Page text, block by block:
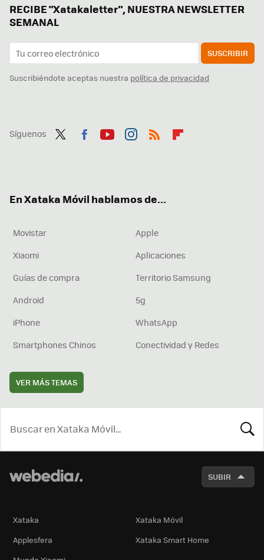
RECIBE "Xatakaletter", NUESTRA NEWSLETTER
SEMANAL
SUSCRIBIR
Suscribiéndote aceptas nuestra política de privacidad
Síguenos
En Xataka Móvil hablamos de...
Movistar
Apple
Xiaomi
Aplicaciones
Guías de compra
Territorio Samsung
Android
5g
iPhone
WhatsApp
Smartphones Chinos
Conectividad y Redes
VER MÁS TEMAS
SUBIR
Xataka
Xataka Móvil
Applesfera
Xataka Smart Home